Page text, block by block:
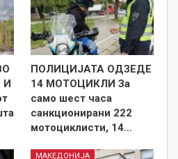
ПОЛИЦИЈАТА ОДЗЕДЕ
14 МОТОЦИКЛИ За
само шест часа
санкционирани 222
мотоциклисти, 14…
МАКЕДОНИЈА